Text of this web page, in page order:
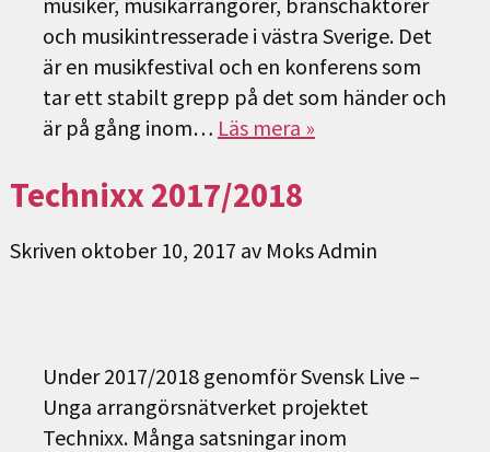
och musikintresserade i västra Sverige. Det
är en musikfestival och en konferens som
tar ett stabilt grepp på det som händer och
är på gång inom… Läs mera »
Technixx 2017/2018
Skriven oktober 10, 2017 av Moks Admin
Under 2017/2018 genomför Svensk Live –
Unga arrangörsnätverket projektet
Technixx. Många satsningar inom